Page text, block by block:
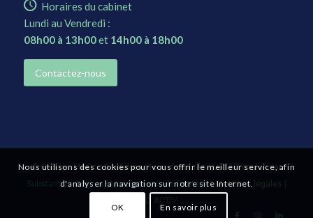
Horaires du cabinet
Lundi au Vendredi :
08h00 à 13h00et 14h00 à 18h00
Contactez-nous
© Centres Médico-Dentaires| Tous droits réservés | Propulsé par
Substances Actives |Matisse Logiciel Dentaire|Mentions légales |
Nous utilisons des cookies pour vous offrir le meilleur service, afin
d'analyser la navigation sur notre site Internet.
OK En savoir plus